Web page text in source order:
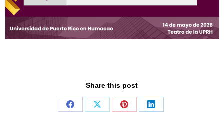
Share this post
Share
Share
Share
Share